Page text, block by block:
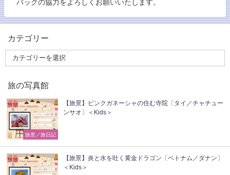
バックの協力をよろしくお願いいたします。
カテゴリー
旅の写真館
旅景／旅日記
【旅景】ピンクガネーシャの住む寺院〔タイ／チャチュー
ンサオ〕＜Kids＞
【旅景】炎と水を吐く黄金ドラゴン〔ベトナム／ダナン〕
＜Kids＞